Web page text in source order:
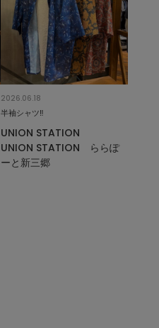
2026.06.18
半袖シャツ‼︎
UNION STATION
UNION STATION ららぽ
ーと新三郷